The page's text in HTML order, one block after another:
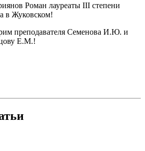
Роман лауреаты III степени
в Жуковском!
преподавателя Семенова И.Ю. и
Е.М.!